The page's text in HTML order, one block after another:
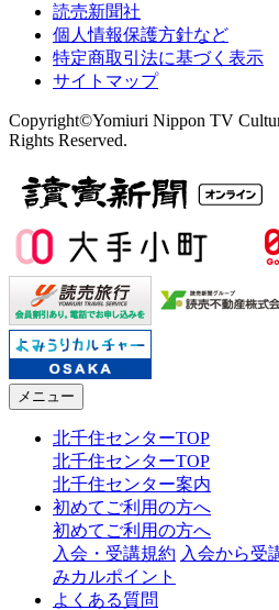
読売新聞社
個人情報保護方針など
特定商取引法に基づく表示
サイトマップ
Copyright©Yomiuri Nippon TV
Rights Reserved.
メニュー
北千住センターTOP
北千住センターTOP
北千住センター案内
初めてご利用の方へ
初めてご利用の方へ
入会・受講規約 入会から受
みカルポイント
よくある質問